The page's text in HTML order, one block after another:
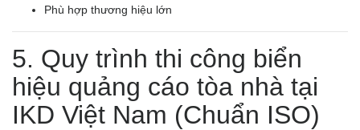
Phù hợp thương hiệu lớn
5. Quy trình thi công biển
hiệu quảng cáo tòa nhà tại
IKD Việt Nam (Chuẩn ISO)